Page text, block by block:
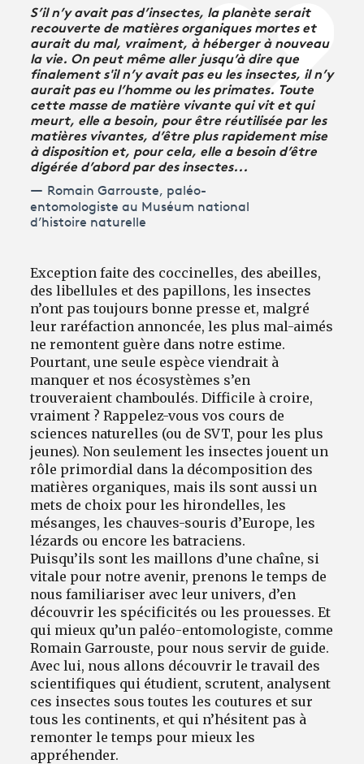
S’il n’y avait pas d’insectes, la planète serait
recouverte de matières organiques mortes et
aurait du mal, vraiment, à héberger à nouveau
la vie. On peut même aller jusqu’à dire que
finalement s'il n’y avait pas eu les insectes, il n’y
aurait pas eu l’homme ou les primates. Toute
cette masse de matière vivante qui vit et qui
meurt, elle a besoin, pour être réutilisée par les
matières vivantes, d’être plus rapidement mise
à disposition et, pour cela, elle a besoin d’être
digérée d’abord par des insectes...
Romain Garrouste, paléo-
entomologiste au Muséum national
d’histoire naturelle
Exception faite des coccinelles, des abeilles,
des libellules et des papillons, les insectes
n’ont pas toujours bonne presse et, malgré
leur raréfaction annoncée, les plus mal-aimés
ne remontent guère dans notre estime.
Pourtant, une seule espèce viendrait à
manquer et nos écosystèmes s’en
trouveraient chamboulés. Difficile à croire,
vraiment ? Rappelez-vous vos cours de
sciences naturelles (ou de SVT, pour les plus
jeunes). Non seulement les insectes jouent un
rôle primordial dans la décomposition des
matières organiques, mais ils sont aussi un
mets de choix pour les hirondelles, les
mésanges, les chauves-souris d’Europe, les
lézards ou encore les batraciens.
Puisqu’ils sont les maillons d’une chaîne, si
vitale pour notre avenir, prenons le temps de
nous familiariser avec leur univers, d’en
découvrir les spécificités ou les prouesses. Et
qui mieux qu’un paléo-entomologiste, comme
Romain Garrouste, pour nous servir de guide.
Avec lui, nous allons découvrir le travail des
scientifiques qui étudient, scrutent, analysent
ces insectes sous toutes les coutures et sur
tous les continents, et qui n’hésitent pas à
remonter le temps pour mieux les
appréhender.